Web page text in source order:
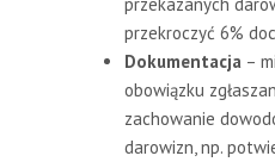
przekroczyć 6%
Dokumentacja –
obowiązku
zachowanie
darowizn, np.